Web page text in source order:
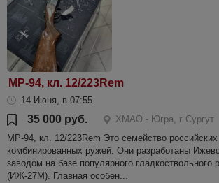
МР-94, кл. 12/223Rem
14 Июня, в 07:55
35 000 руб.
ХМАО - Югра, г Сургут
МР-94, кл. 12/223Rem Это семейство
комбинированных ружей. Они разработаны
заводом на базе популярного
(ИЖ-27М). Главная особен...